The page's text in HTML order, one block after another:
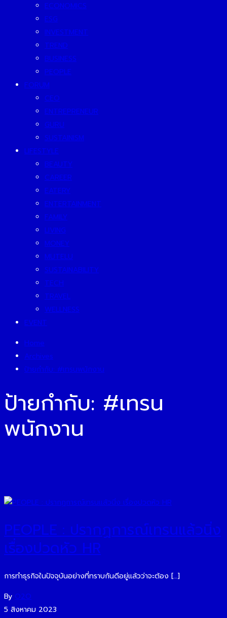
ECONOMICS
ESG
INVESTMENT
TREND
BUSINESS
PEOPLE
FORUM
CEO
ENTREPRENEUR
GURU
SUSTAINISM
LIFESTYLE
BEAUTY
CAREER
EATERY
ENTERTAINMENT
FAMILY
LIVING
MONEY
MUTELU
SUSTAINABILITY
TECH
TRAVEL
WELLNESS
EVENT
Home
Archives
ป้ายกำกับ: #เทรนพนักงาน
ป้ายกำกับ: #เทรน
พนักงาน
PEOPLE : ปรากฏการณ์เทรนแล้วนิ่ง
เรื่องปวดหัว HR
การทำธุรกิจในปัจจุบันอย่างที่ทราบกันดีอยู่แล้วว่าจะต้อง […]
By O2O
5 สิงหาคม 2023